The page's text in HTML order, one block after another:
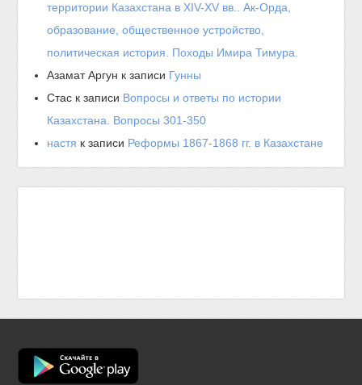
территории Казахстана в XIV-XV вв.. Ак-Орда,
образование, общественное устройство,
политическая история. Походы Имира Тимура.
Азамат Аргун к записи Гунны
Стас к записи Вопросы и ответы по истории
Казахстана. Вопросы 301-350
настя к записи Реформы 1867-1868 гг. в Казахстане